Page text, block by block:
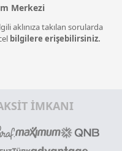
Merkezi
aklınıza takılan sorularda
bilgilere erişebilirsiniz.
İMKANI